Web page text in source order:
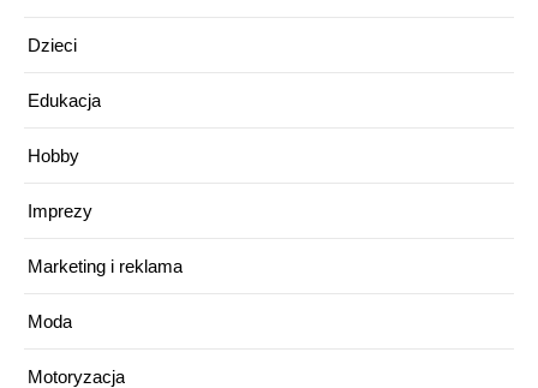
Dzieci
Edukacja
Hobby
Imprezy
Marketing i reklama
Moda
Motoryzacja